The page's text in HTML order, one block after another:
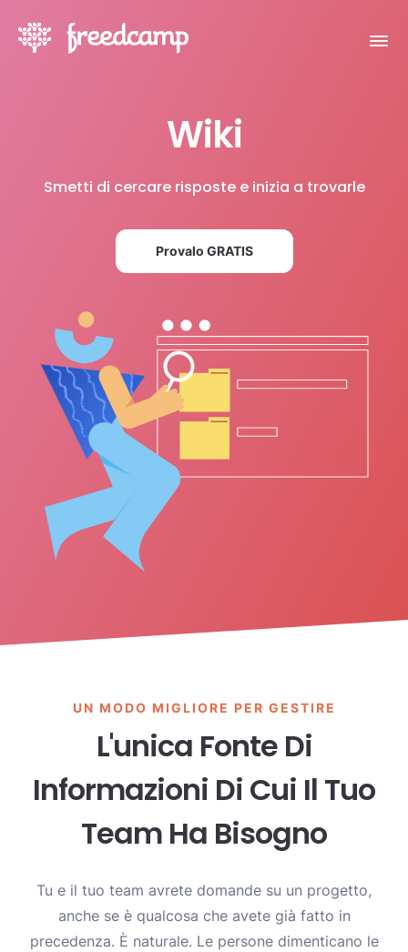
Wiki
Smetti di cercare risposte e inizia a trovarle
Provalo GRATIS
UN MODO MIGLIORE PER GESTIRE
L'unica Fonte Di
Informazioni Di Cui Il Tuo
Team Ha Bisogno
Tu e il tuo team avrete domande su un progetto,
anche se è qualcosa che avete già fatto in
precedenza. È naturale. Le persone dimenticano le